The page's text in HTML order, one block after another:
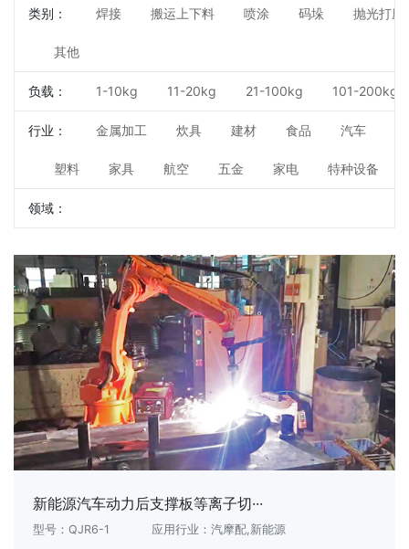
类别： 焊接 搬运上下料 喷涂 码垛 抛光打磨
其他
负载： 1-10kg 11-20kg 21-100kg 101-200kg
行业： 金属加工 炊具 建材 食品 汽车
塑料 家具 航空 五金 家电 特种设备
领域：
新能源汽车动力后支撑板等离子切···
型号：QJR6-1 应用行业：汽摩配,新能源